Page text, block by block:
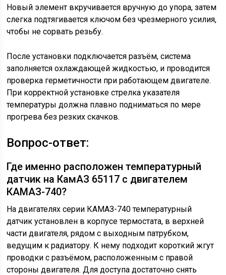
Новый элемент вкручивается вручную до упора, затем
слегка подтягивается ключом без чрезмерного усилия,
чтобы не сорвать резьбу.
После установки подключается разъём, система
заполняется охлаждающей жидкостью, и проводится
проверка герметичности при работающем двигателе.
При корректной установке стрелка указателя
температуры должна плавно подниматься по мере
прогрева без резких скачков.
Вопрос-ответ:
Где именно расположен температурный
датчик на КамАЗ 65117 с двигателем
КАМАЗ-740?
На двигателях серии КАМАЗ-740 температурный
датчик установлен в корпусе термостата, в верхней
части двигателя, рядом с выходным патрубком,
ведущим к радиатору. К нему подходит короткий жгут
проводки с разъёмом, расположенным с правой
стороны двигателя. Для доступа достаточно снять